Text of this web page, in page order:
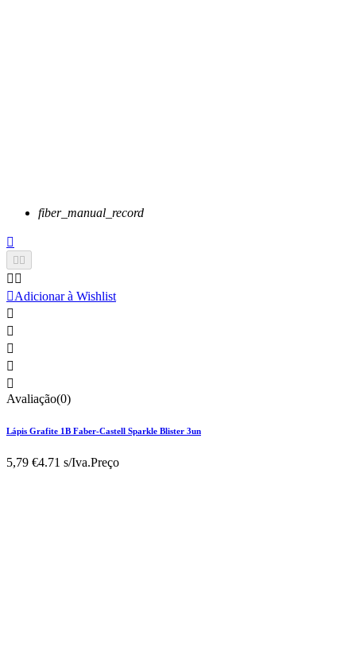
fiber_manual_record


 
Adicionar à Wishlist





Avaliação(0)
Lápis Grafite 1B Faber-Castell Sparkle Blister 3un
5,79 €4.71 s/Iva.Preço